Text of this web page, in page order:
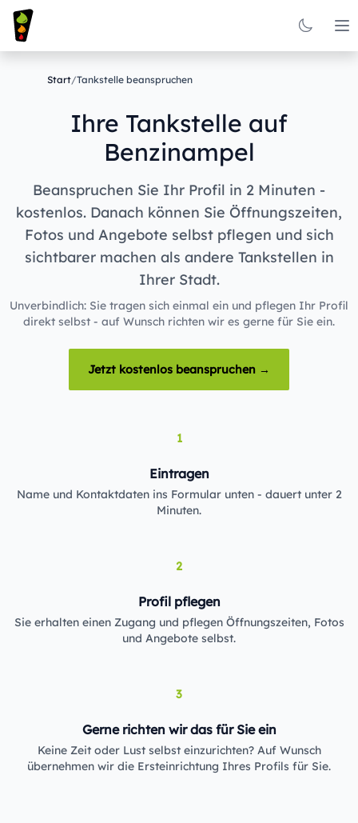
Start/Tankstelle beanspruchen
Ihre Tankstelle auf
Benzinampel
Beanspruchen Sie Ihr Profil in 2 Minuten -
kostenlos. Danach können Sie Öffnungszeiten,
Fotos und Angebote selbst pflegen und sich
sichtbarer machen als andere Tankstellen in
Ihrer Stadt.
Unverbindlich: Sie tragen sich einmal ein und pflegen Ihr Profil
direkt selbst - auf Wunsch richten wir es gerne für Sie ein.
Jetzt kostenlos beanspruchen →
1
Eintragen
Name und Kontaktdaten ins Formular unten - dauert unter 2
Minuten.
2
Profil pflegen
Sie erhalten einen Zugang und pflegen Öffnungszeiten, Fotos
und Angebote selbst.
3
Gerne richten wir das für Sie ein
Keine Zeit oder Lust selbst einzurichten? Auf Wunsch
übernehmen wir die Ersteinrichtung Ihres Profils für Sie.